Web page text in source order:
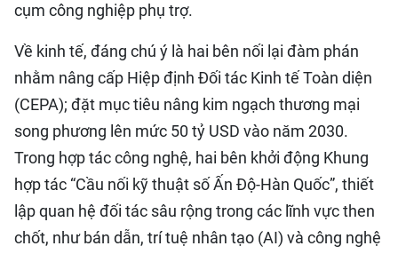
cụm công nghiệp phụ trợ.
Về kinh tế, đáng chú ý là hai bên nối lại đàm phán
nhằm nâng cấp Hiệp định Đối tác Kinh tế Toàn diện
(CEPA); đặt mục tiêu nâng kim ngạch thương mại
song phương lên mức 50 tỷ USD vào năm 2030.
Trong hợp tác công nghệ, hai bên khởi động Khung
hợp tác “Cầu nối kỹ thuật số Ấn Độ-Hàn Quốc”, thiết
lập quan hệ đối tác sâu rộng trong các lĩnh vực then
chốt, như bán dẫn, trí tuệ nhân tạo (AI) và công nghệ